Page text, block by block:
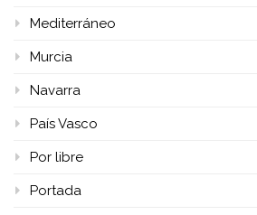
Mediterráneo
Murcia
Navarra
País Vasco
Por libre
Portada